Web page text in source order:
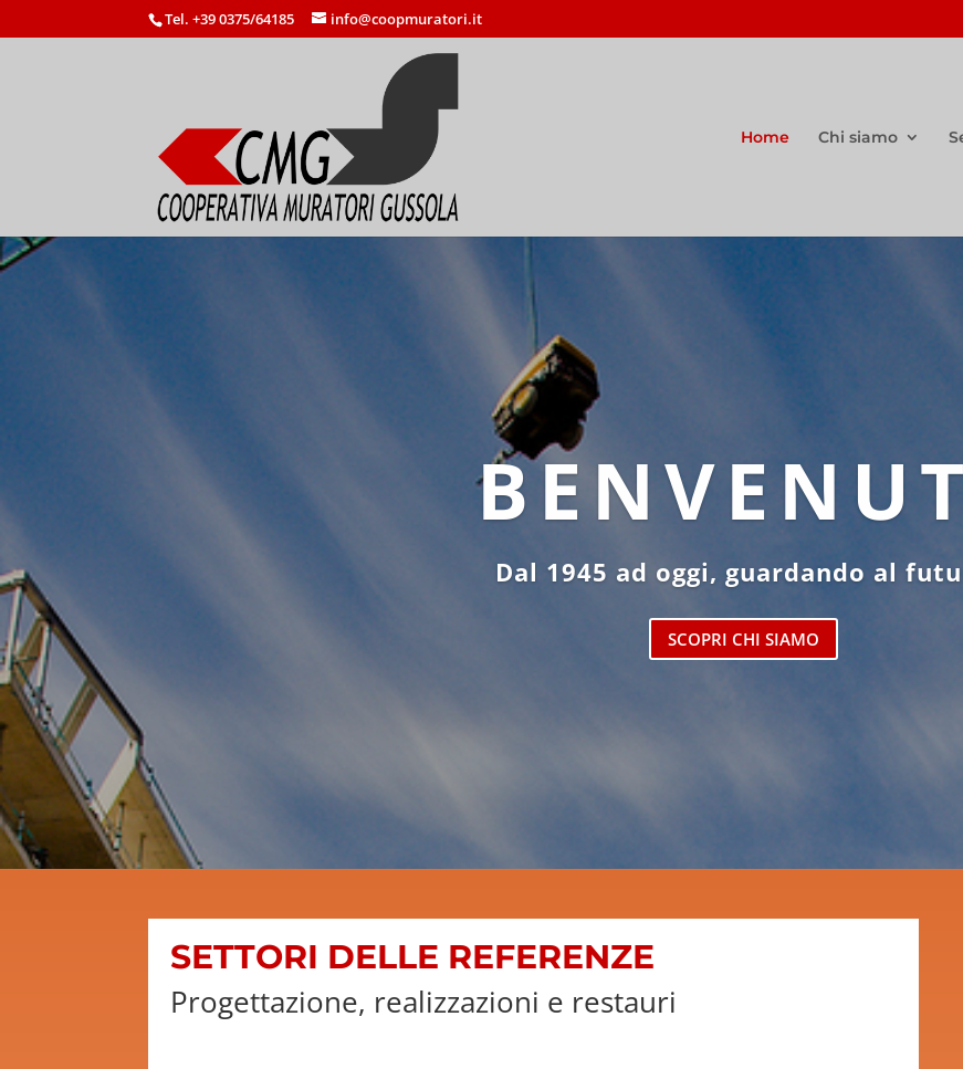
Tel. +39 0375/64185 info@coopmuratori.it
Home Chi siamo
Dal 1945 ad oggi, guardando al
SCOPRI CHI SIAMO
SETTORI DELLE REFERENZE
Progettazione, realizzazioni e restauri